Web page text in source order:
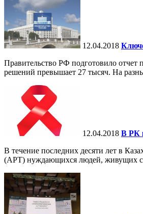
12.04.2018
Правительство РФ подготовило отчет
решений превышает 27 тысяч. На
12.04.2018 В РК
В течение последних десяти лет в
(АРТ) нуждающихся людей,